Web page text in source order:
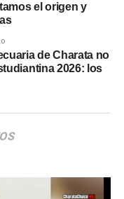
el origen y
de Charata no
2026: los